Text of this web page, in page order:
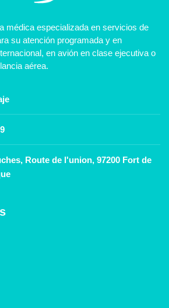
médica especializada en servicios de
su atención programada y en
en avión en clase ejecutiva o
aérea.
Route de l'union, 97200 Fort de